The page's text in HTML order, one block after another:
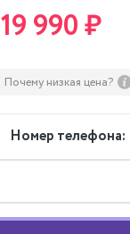
19 990 ₽
Почему низкая цена?
Номер телефона: